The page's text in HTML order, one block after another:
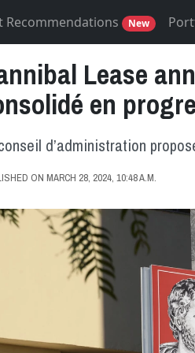
Recommendations New
Lease
en
d’administration
ON MARCH 28, 2024, 10:48 A.M.